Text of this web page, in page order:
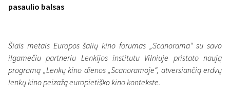
Naujienos
pasaulio balsas
Šiais metais Europos šalių kino forumas „Scanorama“ su savo
ilgamečiu partneriu Lenkijos institutu Vilniuje pristato naują
programą „Lenkų kino dienos „Scanoramoje“, atversiančią erdvų
lenkų kino peizažą europietiško kino kontekste.